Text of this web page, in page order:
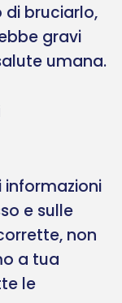
di bruciarlo,
gravi
umana.
informazioni
e sulle
non
a tua
le